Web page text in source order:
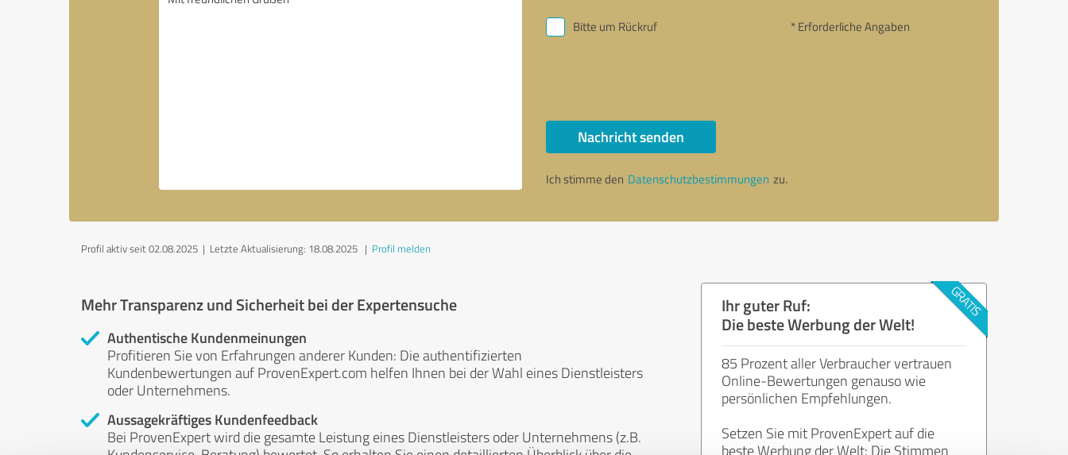
Bitte um Rückruf * Erforderliche Angaben
Nachricht senden
Ich stimme den Datenschutzbestimmungen zu.
Profil aktiv seit 02.08.2025 | Letzte Aktualisierung: 18.08.2025 | Profil melden
Mehr Transparenz und Sicherheit bei der Expertensuche
Authentische Kundenmeinungen
Profitieren Sie von Erfahrungen anderer Kunden: Die authentifizierten
Kundenbewertungen auf ProvenExpert.com helfen Ihnen bei der Wahl eines Dienstleisters
oder Unternehmens.
Aussagekräftiges Kundenfeedback
Bei ProvenExpert wird die gesamte Leistung eines Dienstleisters oder Unternehmens (z.B.
Ihr guter Ruf:
Die beste Werbung der Welt!
85 Prozent aller Verbraucher vertrauen
Online-Bewertungen genauso wie
persönlichen Empfehlungen.
Setzen Sie mit ProvenExpert auf die
beste Werbung der Welt: Die Stimmen